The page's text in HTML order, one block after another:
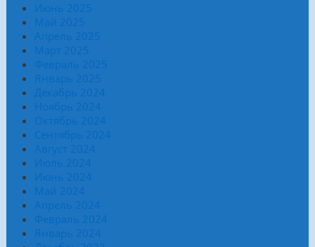
Июнь 2025
Май 2025
Апрель 2025
Март 2025
Февраль 2025
Январь 2025
Декабрь 2024
Ноябрь 2024
Октябрь 2024
Сентябрь 2024
Август 2024
Июль 2024
Июнь 2024
Май 2024
Апрель 2024
Февраль 2024
Январь 2024